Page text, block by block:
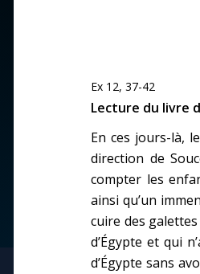
Me consacrer à Jésus
Mes intentions de
Une Minute avec Marie
Ex 12, 37-42
Lecture du livre
En ces jours-là,
direction de
compter les
ainsi qu’un
cuire des
d’Égypte et qui
d’Égypte sans